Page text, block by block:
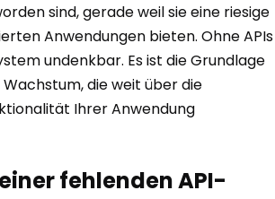
sind, gerade weil sie eine riesige
Anwendungen bieten. Ohne APIs
undenkbar. Es ist die Grundlage
die weit über die
Ihrer Anwendung
fehlenden API-